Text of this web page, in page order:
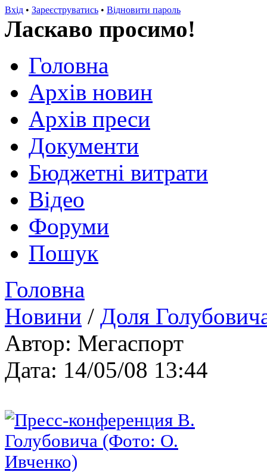
Вхід • Зареєструватись • Відновити пароль
Ласкаво просимо!
Головна
Архів новин
Архів преси
Документи
Бюджетні витрати
Відео
Форуми
Пошук
Головна
Новини / Доля
Автор: Мегаспорт
Дата: 14/05/08 13:44